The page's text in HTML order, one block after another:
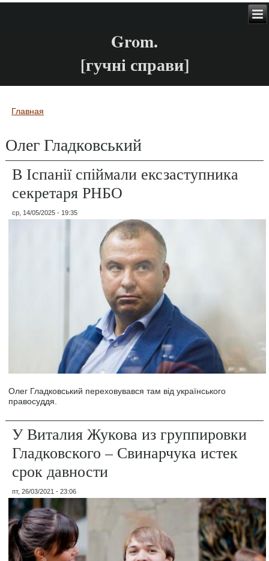
Grom.
[гучні справи]
Вы здесь
Главная
Олег Гладковський
В Іспанії спіймали ексзаступника
секретаря РНБО
ср, 14/05/2025 - 19:35
Олег Гладковський переховувався там від українського
правосуддя.
У Виталия Жукова из группировки
Гладковского – Свинарчука истек
срок давности
пт, 26/03/2021 - 23:06